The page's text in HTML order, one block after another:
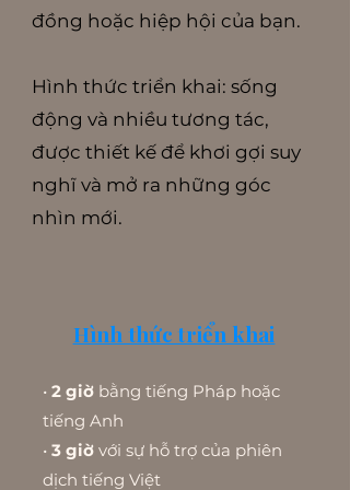
đồng hoặc hiệp hội của bạn.
Hình thức triển khai: sống
động và nhiều tương tác,
được thiết kế để khơi gợi suy
nghĩ và mở ra những góc
nhìn mới.
Hình thức triển khai
• 2 giờ bằng tiếng Pháp hoặc
tiếng Anh
• 3 giờ với sự hỗ trợ của phiên
dịch tiếng Việt